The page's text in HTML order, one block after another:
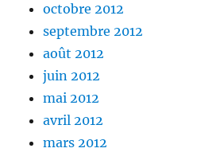
octobre 2012
septembre 2012
août 2012
juin 2012
mai 2012
avril 2012
mars 2012